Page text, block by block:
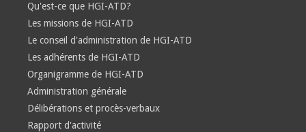
Qu'est-ce que HGI-ATD?
Les missions de HGI-ATD
Le conseil d'administration de HGI-ATD
Les adhérents de HGI-ATD
Organigramme de HGI-ATD
Administration générale
Délibérations et procès-verbaux
Rapport d'activité